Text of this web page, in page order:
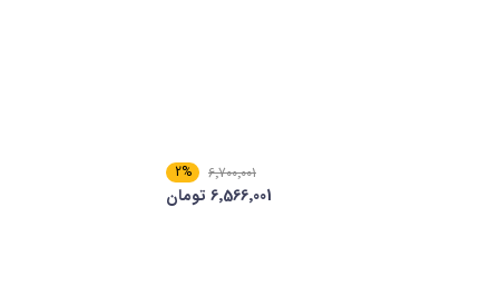
6٬700٬001
2%
6٬566٬001 تومان